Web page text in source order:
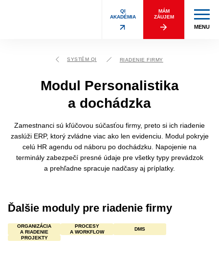
QI
AKADÉMIA
MÁM
ZÁUJEM
MENU
SYSTÉM QI RIADENIE FIRMY
Modul Personalistika
a dochádzka
Zamestnanci sú kľúčovou súčasťou firmy, preto si ich riadenie
zaslúži ERP, ktorý zvládne viac ako len evidenciu. Modul pokryje
celú HR agendu od náboru po dochádzku. Napojenie na
terminály zabezpečí presné údaje pre všetky typy prevádzok
a prehľadne spracuje nadčasy aj príplatky.
Ďalšie moduly pre riadenie firmy
ORGANIZÁCIA
A RIADENIE
PROCESY
A WORKFLOW
DMS
PROJEKTY